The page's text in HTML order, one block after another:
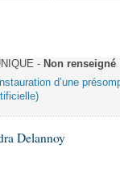
- Non renseigné
d’une
Delannoy